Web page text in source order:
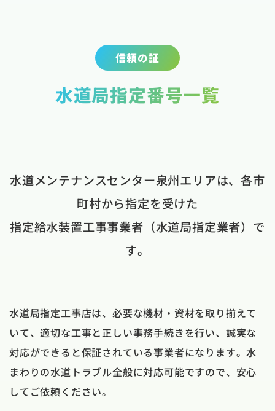
信頼の証
水道局指定番号一覧
水道メンテナンスセンター泉州エリアは、各市
町村から指定を受けた
指定給水装置工事事業者（水道局指定業者）で
す。
水道局指定工事店は、必要な機材・資材を取り揃えて
いて、適切な工事と正しい事務手続きを行い、誠実な
対応ができると保証されている事業者になります。水
まわりの水道トラブル全般に対応可能ですので、安心
してご依頼ください。